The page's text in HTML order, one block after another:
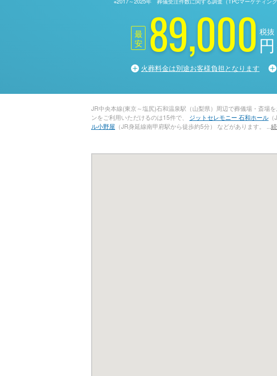
最
安
89,000円
税抜
火葬料金は別途お客様負担となります
JR中央本線(東京～塩尻)石和温泉駅（山梨県）周辺で葬儀場・斎場
ンをご利用いただけるのは15件で、 ジットセレモニー 石和ホール
ル小野屋 （JR身延線南甲府駅から徒歩約5分） などがあります。